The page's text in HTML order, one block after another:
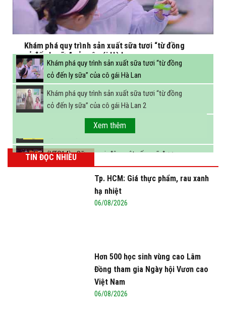
Khám phá quy trình sản xuất sữa tươi “từ đồng
cỏ đến ly sữa” của cô gái Hà Lan
Khám phá quy trình sản xuất sữa tươi “từ đồng
cỏ đến ly sữa” của cô gái Hà Lan
Khám phá quy trình sản xuất sữa tươi “từ đồng
cỏ đến ly sữa” của cô gái Hà Lan 2
FBNC - Ngành sữa hướng tới mục tiêu 3,4 tỷ lít
sữa vào năm 2025
(VTC14) - Sữa ngoại, động vật sống sẽ được
miễn thuế nhập khẩu
Xem thêm
TIN ĐỌC NHIỀU
Tp. HCM: Giá thực phẩm, rau xanh
hạ nhiệt
06/08/2026
Hơn 500 học sinh vùng cao Lâm
Đồng tham gia Ngày hội Vươn cao
Việt Nam
06/08/2026